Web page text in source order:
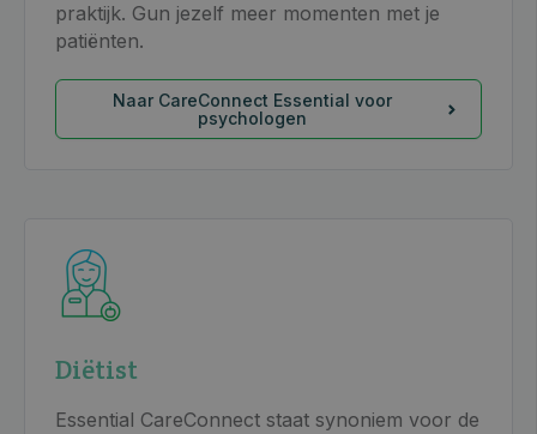
praktijk. Gun jezelf meer momenten met je
patiënten.
Naar CareConnect Essential voor
psychologen
Diëtist
Essential CareConnect staat synoniem voor de